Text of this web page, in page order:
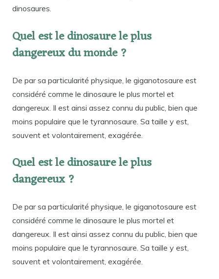
dinosaures.
Quel est le dinosaure le plus
dangereux du monde ?
De par sa particularité physique, le giganotosaure est
considéré comme le dinosaure le plus mortel et
dangereux. Il est ainsi assez connu du public, bien que
moins populaire que le tyrannosaure. Sa taille y est,
souvent et volontairement, exagérée.
Quel est le dinosaure le plus
dangereux ?
De par sa particularité physique, le giganotosaure est
considéré comme le dinosaure le plus mortel et
dangereux. Il est ainsi assez connu du public, bien que
moins populaire que le tyrannosaure. Sa taille y est,
souvent et volontairement, exagérée.